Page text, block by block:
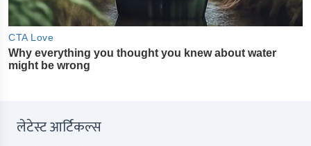
लेटेस्ट आर्टिकल्स